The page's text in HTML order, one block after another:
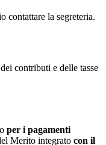
contattare la segreteria.
contributi e delle tasse
per i pagamenti
Merito integrato con il